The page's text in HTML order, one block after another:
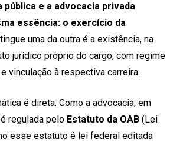
pública e a advocacia privada
essência: o exercício da
uma da outra é a existência, na
jurídico próprio do cargo, com regime
vinculação à respectiva carreira.
é direta. Como a advocacia, em
regulada pelo Estatuto da OAB (Lei
esse estatuto é lei federal editada